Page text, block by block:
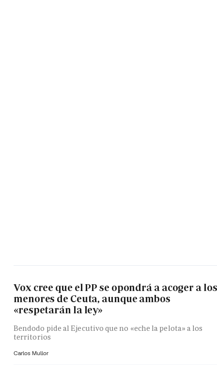
Vox cree que el PP se opondrá a acoger a los
menores de Ceuta, aunque ambos
«respetarán la ley»
Bendodo pide al Ejecutivo que no «eche la pelota» a los
territorios
Carlos Mullor